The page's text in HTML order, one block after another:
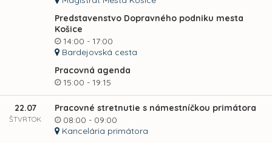
Predstavenstvo Dopravného podniku mesta
Košice
14:00 - 17:00
Bardejovská cesta
Pracovná agenda
15:00 - 19:15
22.07
ŠTVRTOK
Pracovné stretnutie s námestníčkou primátora
08:00 - 09:00
Kancelária primátora